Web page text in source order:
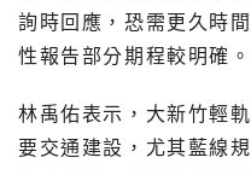
詢時回應，恐需更久時
性報告部分期程較明確。
林禹佑表示，大新竹輕
要交通建設，尤其藍線